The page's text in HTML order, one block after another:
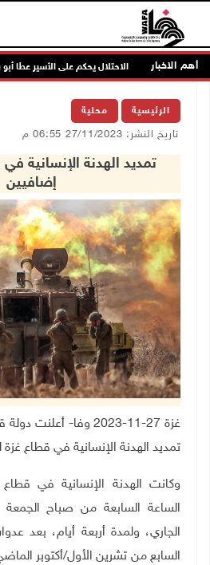
أهم الاخبار الاحتلال يحكم على الأسير عطا أبو رميلة بالسجن 42
الرئيسية محلية
تاريخ النشر: 27/11/2023 06:55 م
تمديد الهدنة الإنسانية
إضافيين
غزة 27-11-2023 وفا-
تمديد الهدنة الإنسانية في قطاع
وكانت الهدنة الإنسانية في
الجاري، ولمدة أربعة أيام، بعد
السابع من تشرين الأول/أكتوبر